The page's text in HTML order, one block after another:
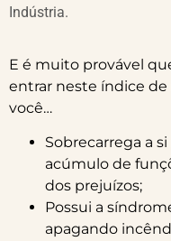
Indústria.
E é muito provável
entrar neste índice
você…
Sobrecarrega a
acúmulo de
dos prejuízos;
Possui a
apagando